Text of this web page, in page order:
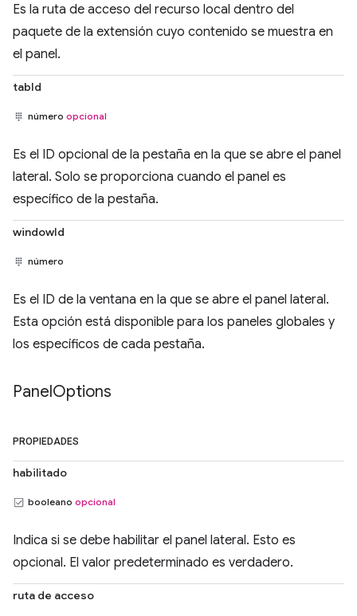
Es la ruta de acceso del recurso local dentro del
paquete de la extensión cuyo contenido se muestra en
el panel.
tabId
número opcional
Es el ID opcional de la pestaña en la que se abre el panel
lateral. Solo se proporciona cuando el panel es
específico de la pestaña.
windowId
número
Es el ID de la ventana en la que se abre el panel lateral.
Esta opción está disponible para los paneles globales y
los específicos de cada pestaña.
PanelOptions
PROPIEDADES
habilitado
booleano opcional
Indica si se debe habilitar el panel lateral. Esto es
opcional. El valor predeterminado es verdadero.
ruta de acceso